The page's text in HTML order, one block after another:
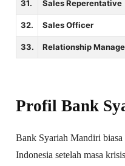
31. Sales Reperentative
32. Sales Officer
33. Relationship
Profil Bank
Bank Syariah Mandiri
Indonesia setelah masa